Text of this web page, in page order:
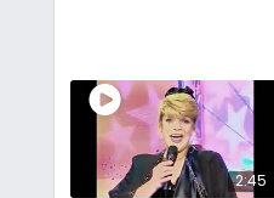
2:45